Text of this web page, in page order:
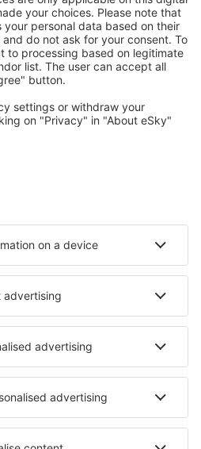
uživateli eSky
města
Hotely in Siofok
in Balatonfenyves
in Southlake
in Tepotzotlan
Hotely in Tetela de Ocampo